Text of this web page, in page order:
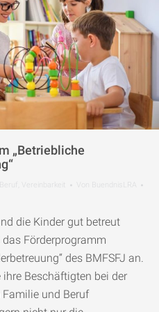
„Betriebliche
Vereinbarkeit Von BuendnisLRA
die Kinder gut betreut
Förderprogramm
des BMFSFJ an.
ihre Beschäftigten bei der
und Beruf